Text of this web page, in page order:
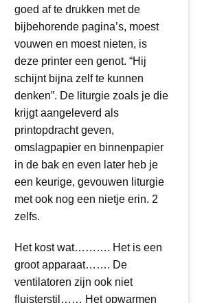
goed af te drukken met de
bijbehorende pagina’s, moest
vouwen en moest nieten, is
deze printer een genot. “Hij
schijnt bijna zelf te kunnen
denken”. De liturgie zoals je die
krijgt aangeleverd als
printopdracht geven,
omslagpapier en binnenpapier
in de bak en even later heb je
een keurige, gevouwen liturgie
met ook nog een nietje erin. 2
zelfs.
Het kost wat………. Het is een
groot apparaat……. De
ventilatoren zijn ook niet
fluisterstil…… Het opwarmen